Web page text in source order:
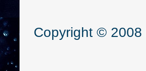
Copyright ©